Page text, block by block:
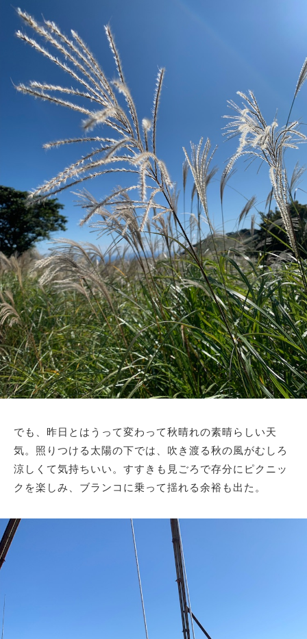
でも、昨日とはうって変わって秋晴れの素晴らしい天
気。照りつける太陽の下では、吹き渡る秋の風がむしろ
涼しくて気持ちいい。すすきも見ごろで存分にピクニッ
クを楽しみ、ブランコに乗って揺れる余裕も出た。